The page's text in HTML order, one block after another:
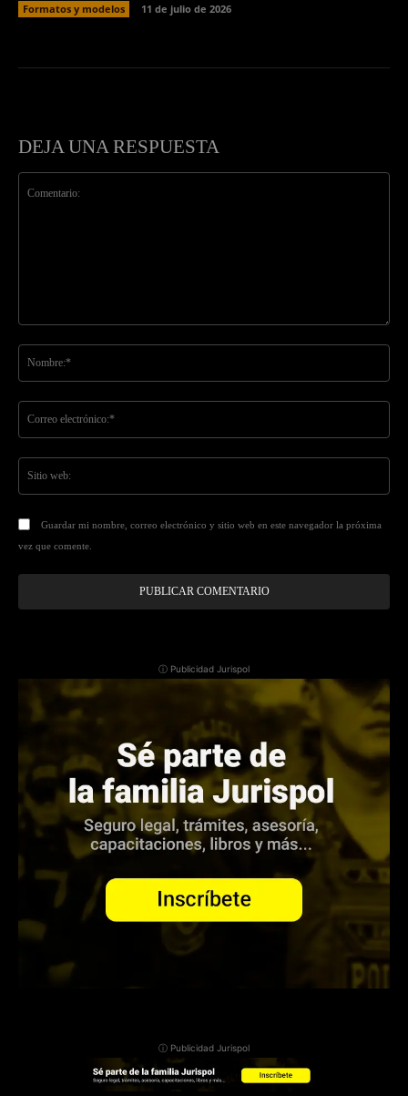
Formatos y modelos 11 de julio de 2026
DEJA UNA RESPUESTA
Guardar mi nombre, correo electrónico y sitio web en este navegador la próxima
vez que comente.
ⓘ Publicidad Jurispol
ⓘ Publicidad Jurispol